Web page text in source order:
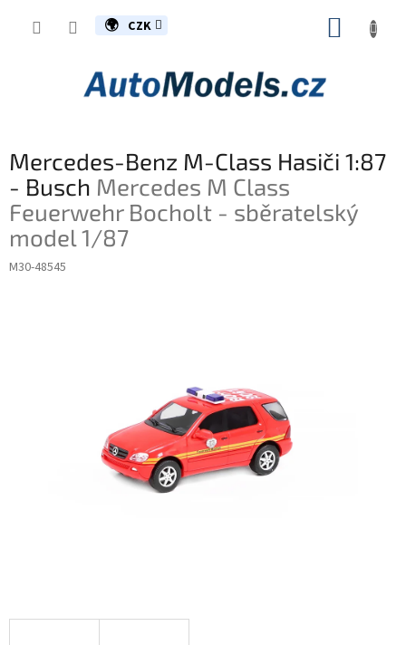
CZK
Mercedes-Benz M-Class Hasiči 1:87
- Busch Mercedes M Class
Feuerwehr Bocholt - sběratelský
model 1/87
M30-48545